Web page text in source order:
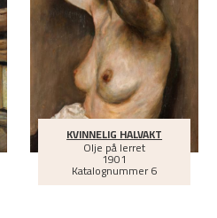
KVINNELIG HALVAKT
Olje på lerret
1901
Katalognummer 6